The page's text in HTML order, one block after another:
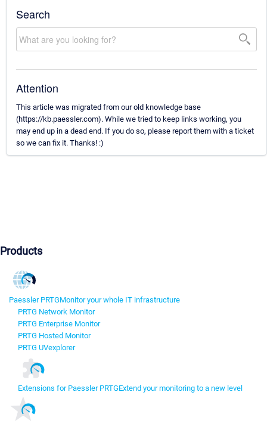
Search
Attention
This article was migrated from our old knowledge base
(https://kb.paessler.com). While we tried to keep links working, you
may end up in a dead end. If you do so, please report them with a ticket
so we can fix it. Thanks! :)
Products
Paessler PRTGMonitor your whole IT infrastructure
PRTG Network Monitor
PRTG Enterprise Monitor
PRTG Hosted Monitor
PRTG UVexplorer
Extensions for Paessler PRTGExtend your monitoring to a new level